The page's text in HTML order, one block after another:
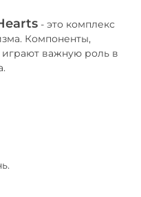
и
- это комплекс
Компоненты,
играют важную роль в